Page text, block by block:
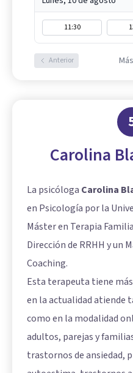
11:30
Anterior
Carolina
La psicóloga Carolina
en Psicología por la
Máster en Terapia
Dirección de RRHH y un
Coaching.
Esta terapeuta tiene
en la actualidad atiende
como en la modalidad
adultos, parejas y
trastornos de ansiedad,